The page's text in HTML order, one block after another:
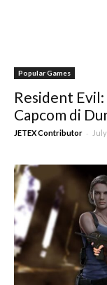
Popular Games
Resident
Capcom di
JETEX Contributor -